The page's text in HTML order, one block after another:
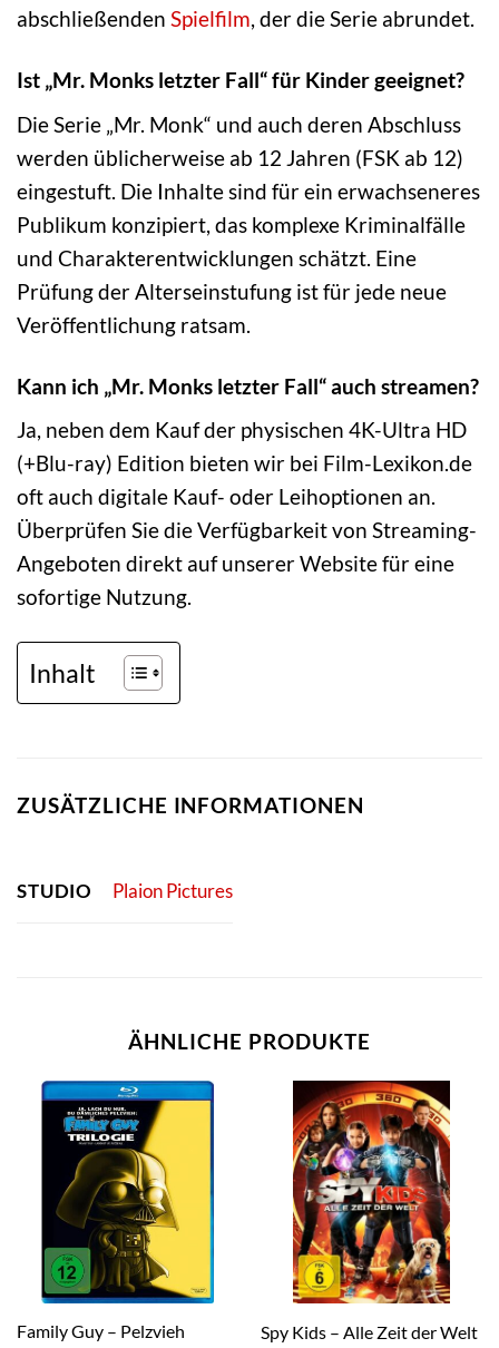
abschließenden Spielfilm, der die Serie abrundet.
Ist „Mr. Monks letzter Fall“ für Kinder geeignet?
Die Serie „Mr. Monk“ und auch deren Abschluss
werden üblicherweise ab 12 Jahren (FSK ab 12)
eingestuft. Die Inhalte sind für ein erwachseneres
Publikum konzipiert, das komplexe Kriminalfälle
und Charakterentwicklungen schätzt. Eine
Prüfung der Alterseinstufung ist für jede neue
Veröffentlichung ratsam.
Kann ich „Mr. Monks letzter Fall“ auch streamen?
Ja, neben dem Kauf der physischen 4K-Ultra HD
(+Blu-ray) Edition bieten wir bei Film-Lexikon.de
oft auch digitale Kauf- oder Leihoptionen an.
Überprüfen Sie die Verfügbarkeit von Streaming-
Angeboten direkt auf unserer Website für eine
sofortige Nutzung.
Inhalt
ZUSÄTZLICHE INFORMATIONEN
STUDIO Plaion Pictures
ÄHNLICHE PRODUKTE
Family Guy – Pelzvieh
Spy Kids – Alle Zeit der Welt